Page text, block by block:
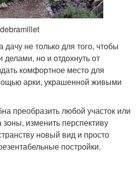
не только для того, чтобы
но и отдохнуть от
комфортное место для
арки, украшенной живыми
преобразить любой участок или
зоны, изменить перспективу
новый вид и просто
постройки.